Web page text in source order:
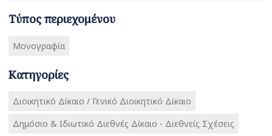
Τύπος περιεχομένου
Μονογραφία
Κατηγορίες
Διοικητικό Δίκαιο / Γενικό Διοικητικό Δίκαιο
Δημόσιο & Ιδιωτικό Διεθνές Δίκαιο - Διεθνείς Σχέσεις